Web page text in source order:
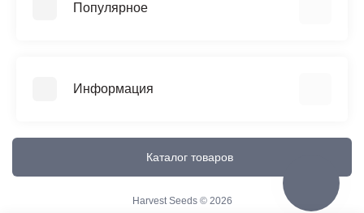
Популярное
Быстроцветущие сорта
Информация
О магазине
Каталог товаров
Harvest Seeds © 2026